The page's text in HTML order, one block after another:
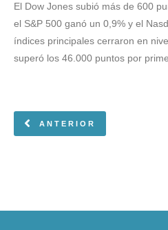
El Dow Jones subió más de 600
el S&P 500 ganó un 0,9% y el
índices principales cerraron en
superó los 46.000 puntos por
ANTERIOR